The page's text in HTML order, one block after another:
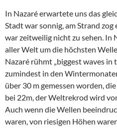
In Nazaré erwartete uns das
Stadt war sonnig, am Strand
war zeitweilig nicht zu sehen. In
aller Welt um die höchsten
Nazaré rühmt „biggest waves in
zumindest in den
über 30 m gemessen worden,
bei 22m, der Weltrekrod wird
Auch wenn die Wellen
waren, von riesigen Höhen